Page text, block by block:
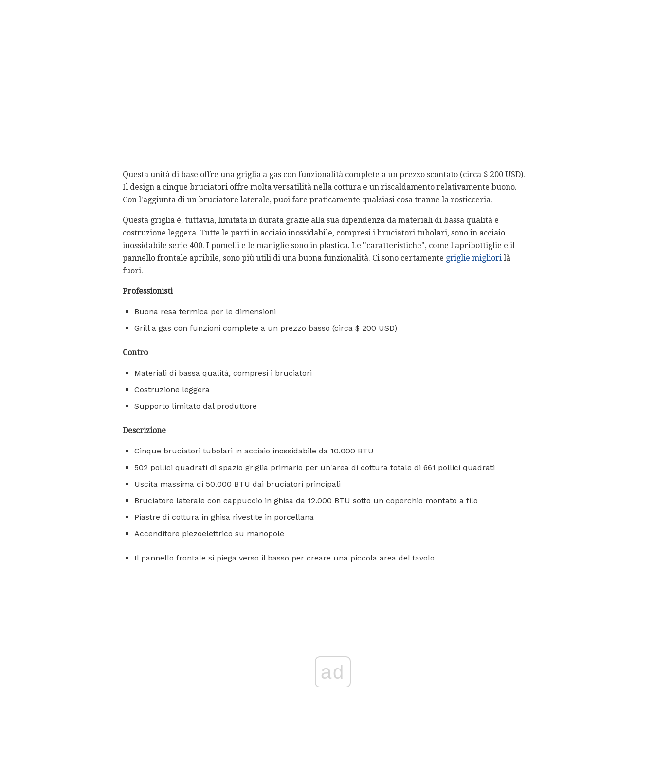
Questa unità di base offre una griglia a gas con funzionalità complete a un prezzo scontato (circa $ 200 USD).
Il design a cinque bruciatori offre molta versatilità nella cottura e un riscaldamento relativamente buono.
Con l'aggiunta di un bruciatore laterale, puoi fare praticamente qualsiasi cosa tranne la rosticceria.
Questa griglia è, tuttavia, limitata in durata grazie alla sua dipendenza da materiali di bassa qualità e
costruzione leggera. Tutte le parti in acciaio inossidabile, compresi i bruciatori tubolari, sono in acciaio
inossidabile serie 400. I pomelli e le maniglie sono in plastica. Le "caratteristiche", come l'apribottiglie e il
pannello frontale apribile, sono più utili di una buona funzionalità. Ci sono certamente griglie migliori là
fuori.
Professionisti
Buona resa termica per le dimensioni
Grill a gas con funzioni complete a un prezzo basso (circa $ 200 USD)
Contro
Materiali di bassa qualità, compresi i bruciatori
Costruzione leggera
Supporto limitato dal produttore
Descrizione
Cinque bruciatori tubolari in acciaio inossidabile da 10.000 BTU
502 pollici quadrati di spazio griglia primario per un'area di cottura totale di 661 pollici quadrati
Uscita massima di 50.000 BTU dai bruciatori principali
Bruciatore laterale con cappuccio in ghisa da 12.000 BTU sotto un coperchio montato a filo
Piastre di cottura in ghisa rivestite in porcellana
Accenditore piezoelettrico su manopole
Il pannello frontale si piega verso il basso per creare una piccola area del tavolo
ad